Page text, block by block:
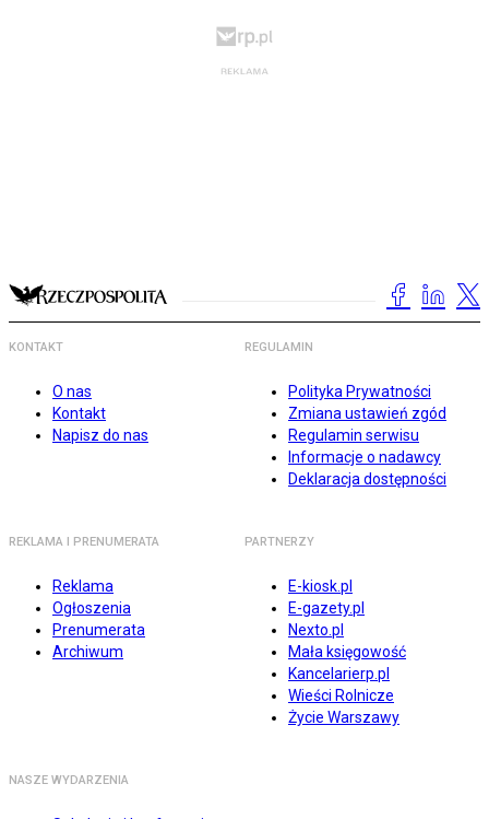
KONTAKT
O nas
Kontakt
Napisz do nas
REGULAMIN
Polityka Prywatności
Zmiana ustawień zgód
Regulamin serwisu
Informacje o nadawcy
Deklaracja dostępności
REKLAMA I PRENUMERATA
Reklama
Ogłoszenia
Prenumerata
Archiwum
PARTNERZY
E-kiosk.pl
E-gazety.pl
Nexto.pl
Mała księgowość
Kancelarierp.pl
Wieści Rolnicze
Życie Warszawy
NASZE WYDARZENIA